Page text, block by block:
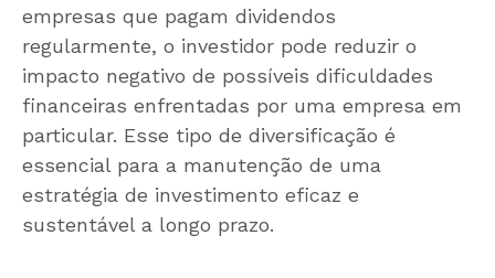
empresas que pagam dividendos
regularmente, o investidor pode reduzir o
impacto negativo de possíveis dificuldades
financeiras enfrentadas por uma empresa em
particular. Esse tipo de diversificação é
essencial para a manutenção de uma
estratégia de investimento eficaz e
sustentável a longo prazo.